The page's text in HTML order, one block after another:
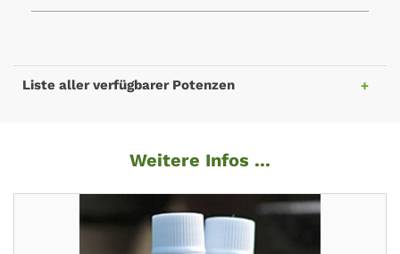
Liste aller verfügbarer Potenzen
Weitere Infos ...